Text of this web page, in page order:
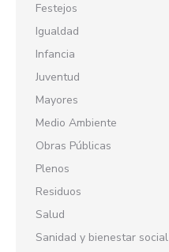
Festejos
Igualdad
Infancia
Juventud
Mayores
Medio Ambiente
Obras Públicas
Plenos
Residuos
Salud
Sanidad y bienestar social